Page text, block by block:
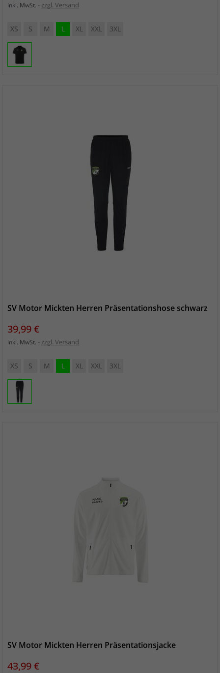
inkl. MwSt. zzgl. Versand
XS S M L XL XXL 3XL
SV Motor Mickten Herren Präsentationshose schwarz
Preis
39,99 €
inkl. MwSt. zzgl. Versand
XS S M L XL XXL 3XL
SV Motor Mickten Herren Präsentationsjacke
Preis
43,99 €